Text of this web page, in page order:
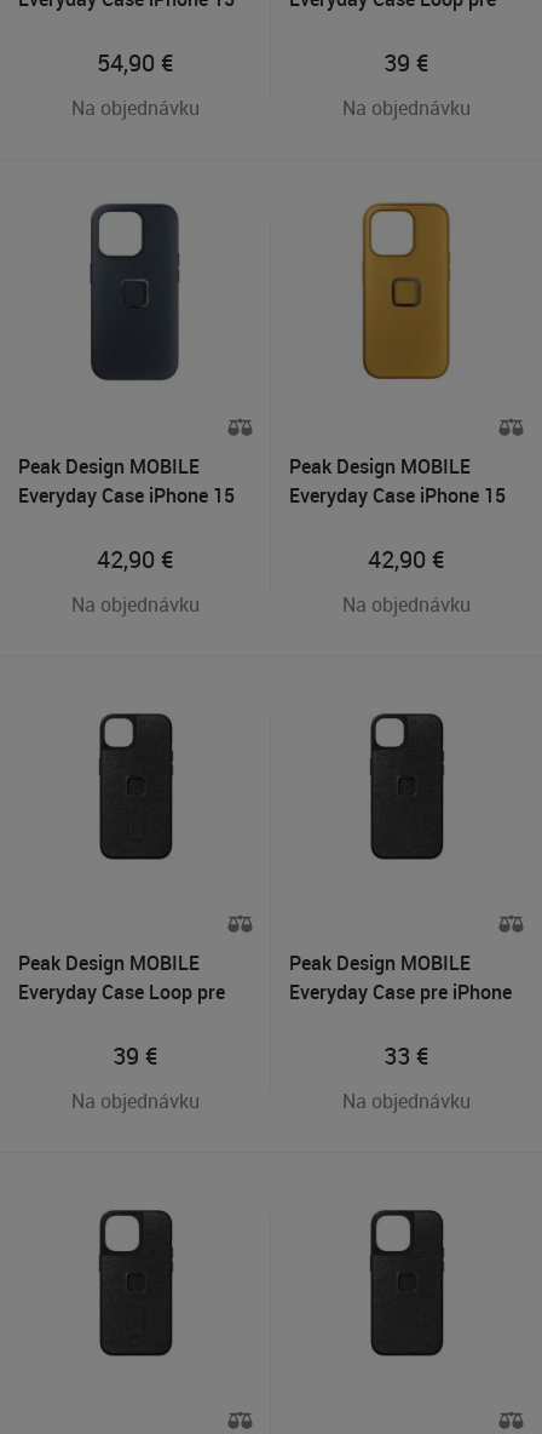
54,90 €
Na objednávku
39 €
Na objednávku
Peak Design MOBILE
Everyday Case iPhone 15
42,90 €
Na objednávku
Peak Design MOBILE
Everyday Case iPhone 15
42,90 €
Na objednávku
Peak Design MOBILE
Everyday Case Loop pre
39 €
Na objednávku
Peak Design MOBILE
Everyday Case pre iPhone
33 €
Na objednávku